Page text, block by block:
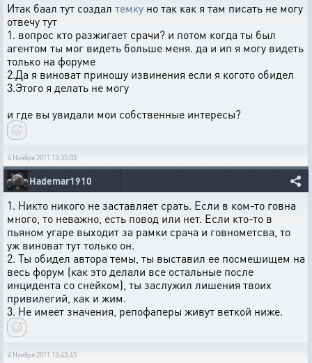
Итак баал тут создал темку но так как я там писать не могу
отвечу тут
1. вопрос кто разжигает срачи? и потом когда ты был
агентом ты мог видеть больше меня. да и ип я могу видеть
только на форуме
2.Да я виноват приношу извинения если я когото обидел
3.Этого я делать не могу
и где вы увидали мои собственные интересы?
4 Ноября 2011 13:35:03
Hademar1910
1. Никто никого не заставляет срать. Если в ком-то говна
много, то неважно, есть повод или нет. Если кто-то в
пьяном угаре выходит за рамки срача и говнометсва, то
уж виноват тут только он.
2. Ты обидел автора темы, ты выставил ее посмешищем на
весь форум (как это делали все остальные после
инцидента со снейком), ты заслужил лишения твоих
привилегий, как и жим.
3. Не имеет значения, репофаперы живут веткой ниже.
4 Ноября 2011 13:43:45